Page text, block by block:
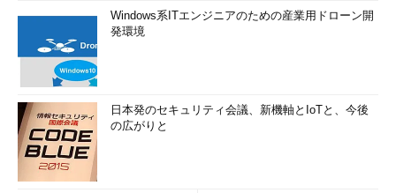
Windows系ITエンジニアのための産業用ドローン開
発環境
日本発のセキュリティ会議、新機軸とIoTと、今後
の広がりと